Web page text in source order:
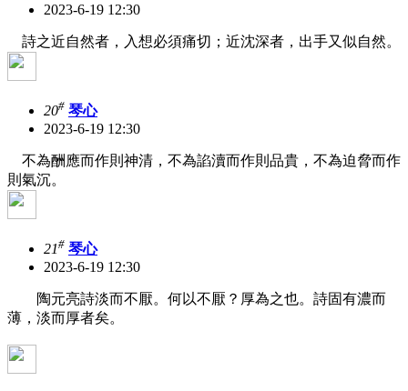
2023-6-19 12:30
詩之近自然者，入想必須痛切；近沈深者，出手又似自然。
20# 琴心
2023-6-19 12:30
不為酬應而作則神清，不為諂瀆而作則品貴，不為迫脅而作
則氣沉。
21# 琴心
2023-6-19 12:30
陶元亮詩淡而不厭。何以不厭？厚為之也。詩固有濃而
薄，淡而厚者矣。